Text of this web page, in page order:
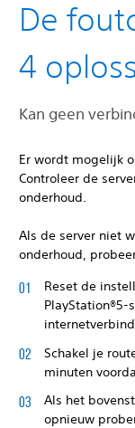
De
4
Kan geen
Er wordt mogelijk
Controleer de
onderhoud.
Als de server niet
onderhoud,
Reset de
PlayStation®5-
Schakel je
minuten
Als het
opnieuw